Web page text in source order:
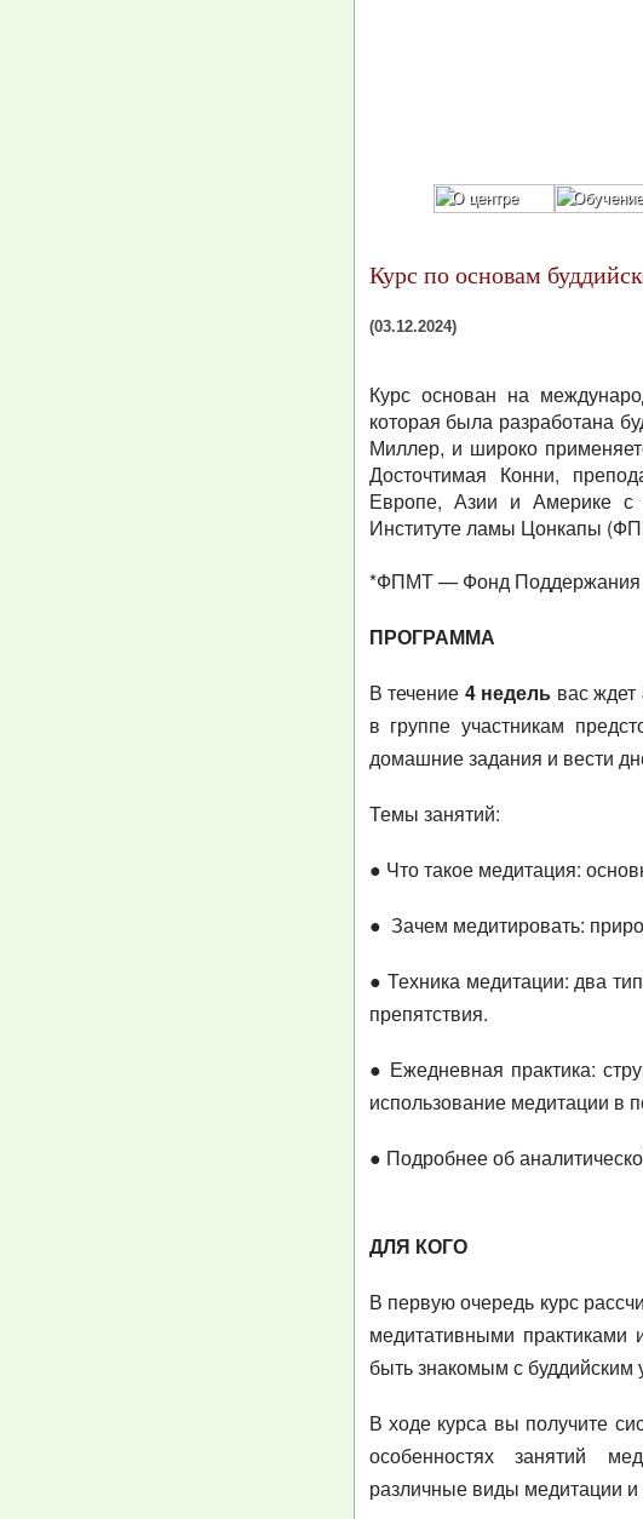
О центре Обучение
Курс по основам
(03.12.2024)
Курс основан на
которая была разработана
Миллер, и широко
Досточтимая Конни,
Европе, Азии и Америке с
Институте ламы Цонкапы
*ФПМТ — Фонд Поддержания
ПРОГРАММА
В течение 4 недель вас ждет
в группе участникам
домашние задания и вести
Темы занятий:
● Что такое медитация:
● Зачем медитировать:
● Техника медитации: два
препятствия.
● Ежедневная практика:
использование медитации в
● Подробнее об
ДЛЯ КОГО
В первую очередь курс
медитативными
быть знакомым с буддийским
В ходе курса вы получите
особенностях занятий
различные виды медитации